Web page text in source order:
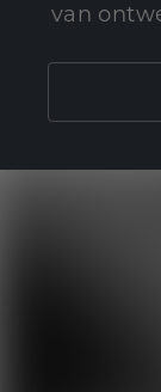
van